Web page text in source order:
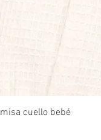
cuello bebé